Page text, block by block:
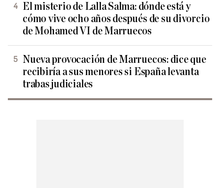
El misterio de Lalla Salma: dónde está y
cómo vive ocho años después de su divorcio
de Mohamed VI de Marruecos
Nueva provocación de Marruecos: dice que
recibiría a sus menores si España levanta
trabas judiciales